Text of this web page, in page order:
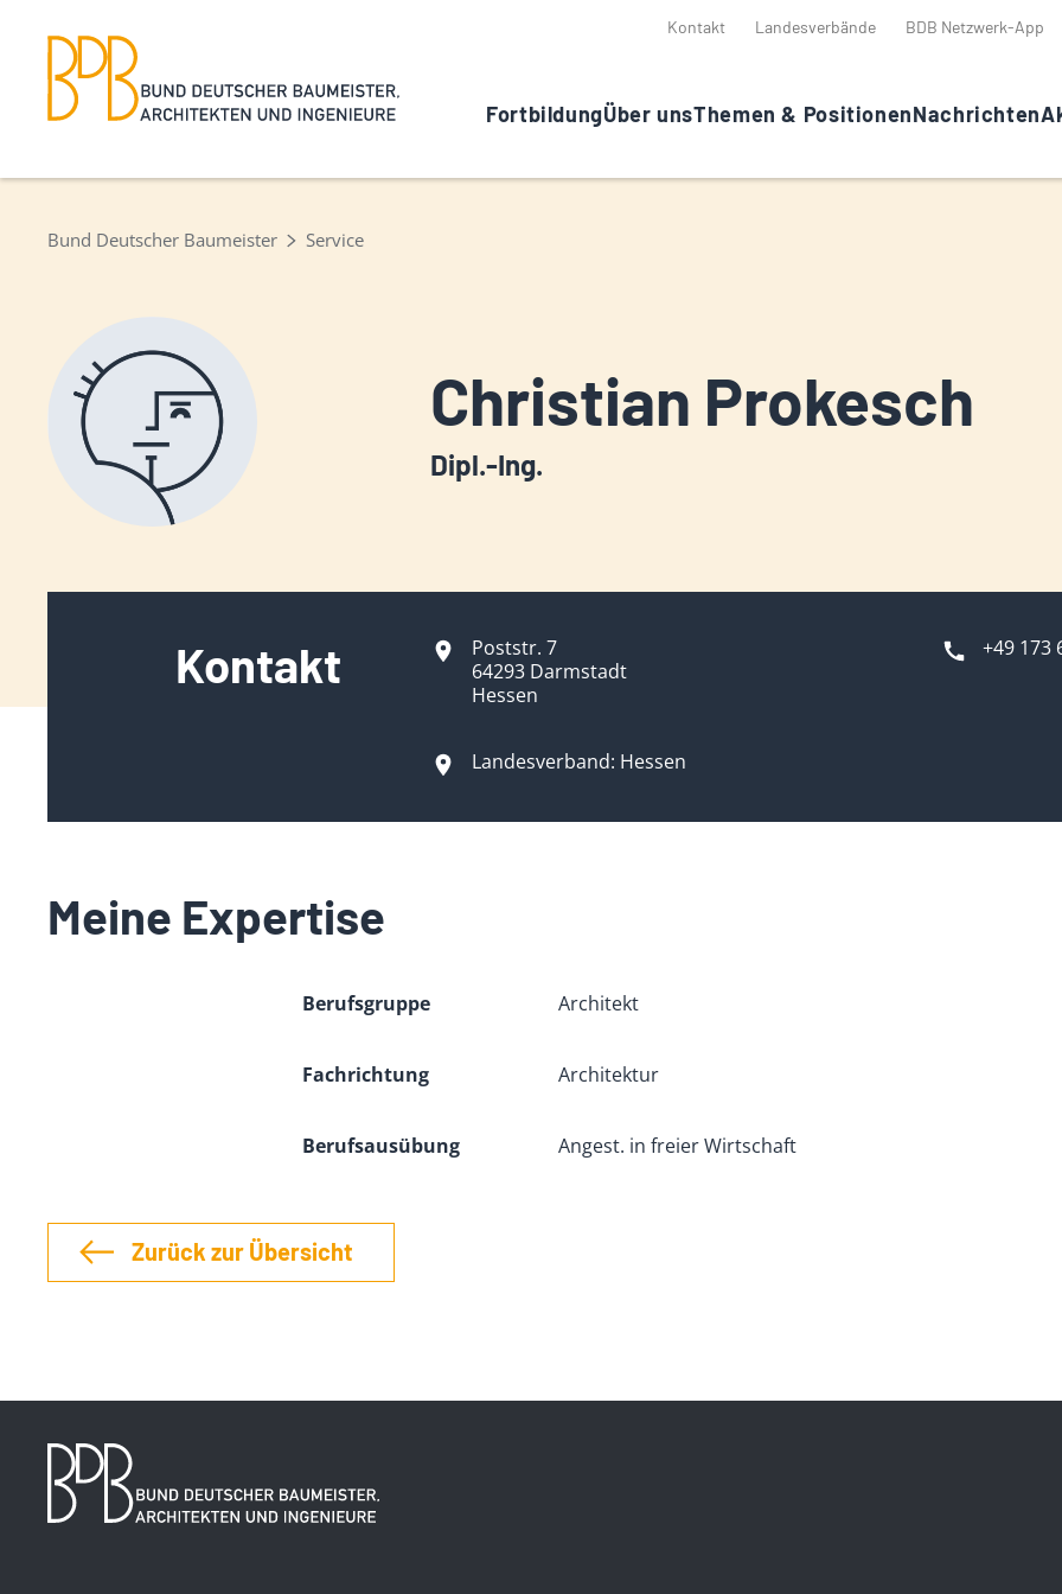
Kontakt Landesverbände BDB Netzwerk-App
FortbildungÜber unsThemen & PositionenNachrichten
Bund Deutscher Baumeister Service
Christian Prokesch
Dipl.-Ing.
Kontakt
Poststr. 7
64293 Darmstadt
Hessen
+49 173
Landesverband: Hessen
Meine Expertise
Berufsgruppe Architekt
Fachrichtung Architektur
Berufsausübung Angest. in freier Wirtschaft
Zurück zur Übersicht